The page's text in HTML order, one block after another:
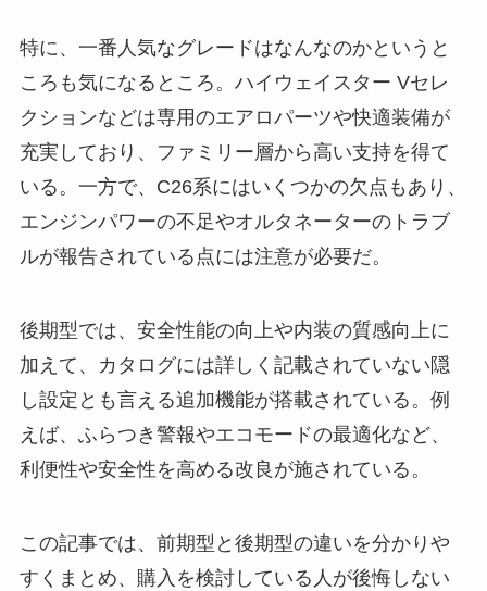
特に、一番人気なグレードはなんなのかというと
ころも気になるところ。ハイウェイスター Vセレ
クションなどは専用のエアロパーツや快適装備が
充実しており、ファミリー層から高い支持を得て
いる。一方で、C26系にはいくつかの欠点もあり、
エンジンパワーの不足やオルタネーターのトラブ
ルが報告されている点には注意が必要だ。
後期型では、安全性能の向上や内装の質感向上に
加えて、カタログには詳しく記載されていない隠
し設定とも言える追加機能が搭載されている。例
えば、ふらつき警報やエコモードの最適化など、
利便性や安全性を高める改良が施されている。
この記事では、前期型と後期型の違いを分かりや
すくまとめ、購入を検討している人が後悔しない